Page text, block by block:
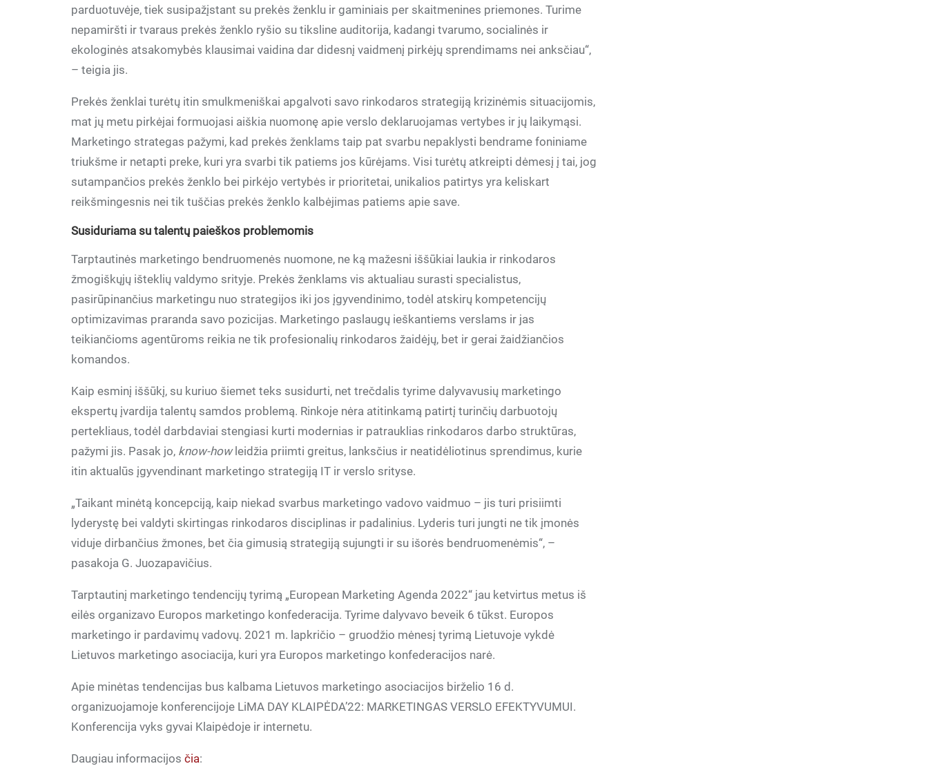
parduotuvėje, tiek susipažįstant su prekės ženklu ir gaminiais per skaitmenines priemones. Turime
nepamiršti ir tvaraus prekės ženklo ryšio su tiksline auditorija, kadangi tvarumo, socialinės ir
ekologinės atsakomybės klausimai vaidina dar didesnį vaidmenį pirkėjų sprendimams nei anksčiau“,
– teigia jis.
Prekės ženklai turėtų itin smulkmeniškai apgalvoti savo rinkodaros strategiją krizinėmis situacijomis,
mat jų metu pirkėjai formuojasi aiškia nuomonę apie verslo deklaruojamas vertybes ir jų laikymąsi.
Marketingo strategas pažymi, kad prekės ženklams taip pat svarbu nepaklysti bendrame foniniame
triukšme ir netapti preke, kuri yra svarbi tik patiems jos kūrėjams. Visi turėtų atkreipti dėmesį į tai, jog
sutampančios prekės ženklo bei pirkėjo vertybės ir prioritetai, unikalios patirtys yra keliskart
reikšmingesnis nei tik tuščias prekės ženklo kalbėjimas patiems apie save.
Susiduriama su talentų paieškos problemomis
Tarptautinės marketingo bendruomenės nuomone, ne ką mažesni iššūkiai laukia ir rinkodaros
žmogiškųjų išteklių valdymo srityje. Prekės ženklams vis aktualiau surasti specialistus,
pasirūpinančius marketingu nuo strategijos iki jos įgyvendinimo, todėl atskirų kompetencijų
optimizavimas praranda savo pozicijas. Marketingo paslaugų ieškantiems verslams ir jas
teikiančioms agentūroms reikia ne tik profesionalių rinkodaros žaidėjų, bet ir gerai žaidžiančios
komandos.
Kaip esminį iššūkį, su kuriuo šiemet teks susidurti, net trečdalis tyrime dalyvavusių marketingo
ekspertų įvardija talentų samdos problemą. Rinkoje nėra atitinkamą patirtį turinčių darbuotojų
pertekliaus, todėl darbdaviai stengiasi kurti modernias ir patrauklias rinkodaros darbo struktūras,
pažymi jis. Pasak jo, know-howleidžia priimti greitus, lanksčius ir neatidėliotinus sprendimus, kurie
itin aktualūs įgyvendinant marketingo strategiją IT ir verslo srityse.
„Taikant minėtą koncepciją, kaip niekad svarbus marketingo vadovo vaidmuo – jis turi prisiimti
lyderystę bei valdyti skirtingas rinkodaros disciplinas ir padalinius. Lyderis turi jungti ne tik įmonės
viduje dirbančius žmones, bet čia gimusią strategiją sujungti ir su išorės bendruomenėmis“, –
pasakoja G. Juozapavičius.
Tarptautinį marketingo tendencijų tyrimą „European Marketing Agenda 2022“ jau ketvirtus metus iš
eilės organizavo Europos marketingo konfederacija. Tyrime dalyvavo beveik 6 tūkst. Europos
marketingo ir pardavimų vadovų. 2021 m. lapkričio – gruodžio mėnesį tyrimą Lietuvoje vykdė
Lietuvos marketingo asociacija, kuri yra Europos marketingo konfederacijos narė.
Apie minėtas tendencijas bus kalbama Lietuvos marketingo asociacijos birželio 16 d.
organizuojamoje konferencijoje LiMA DAY KLAIPĖDA’22: MARKETINGAS VERSLO EFEKTYVUMUI.
Konferencija vyks gyvai Klaipėdoje ir internetu.
Daugiau informacijosčia: